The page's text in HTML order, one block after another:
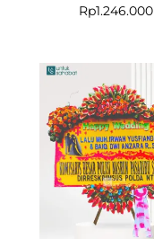
Rp1.246.000